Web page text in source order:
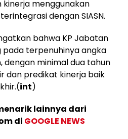
kinerja menggunakan
dengan SIASN.
bahwa KP Jabatan
pada terpenuhinya angka
dengan minimal dua tahun
dan predikat kinerja baik
int)
lainnya dari
di GOOGLE NEWS